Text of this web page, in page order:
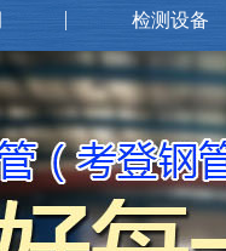
检测设备